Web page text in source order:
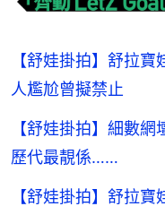
【舒娃掛拍】舒拉
人尷尬曾擬禁止
【舒娃掛拍】細數
歷代最靚係……
【舒娃掛拍】舒拉